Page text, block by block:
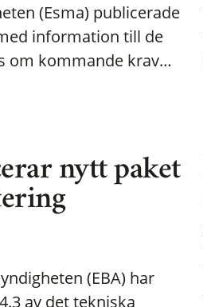
(Esma) publicerade
information till de
om kommande krav…
nytt paket
(EBA) har
av det tekniska